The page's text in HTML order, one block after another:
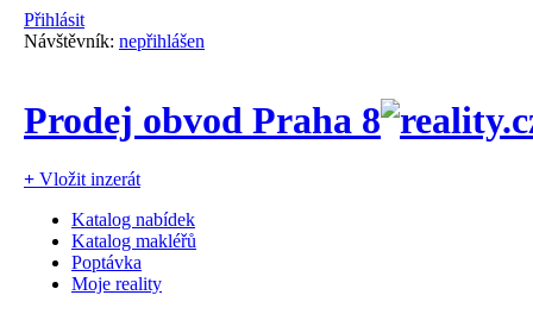
Přihlásit
Návštěvník: nepřihlášen
Prodej obvod Praha 8
+ Vložit inzerát
Katalog nabídek
Katalog makléřů
Poptávka
Moje reality